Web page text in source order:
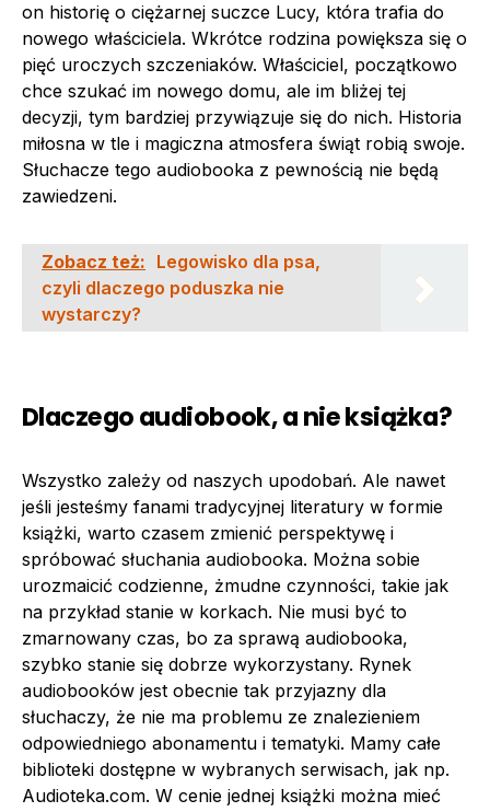
on historię o ciężarnej suczce Lucy, która trafia do
nowego właściciela. Wkrótce rodzina powiększa się o
pięć uroczych szczeniaków. Właściciel, początkowo
chce szukać im nowego domu, ale im bliżej tej
decyzji, tym bardziej przywiązuje się do nich. Historia
miłosna w tle i magiczna atmosfera świąt robią swoje.
Słuchacze tego audiobooka z pewnością nie będą
zawiedzeni.
Zobacz też: Legowisko dla psa,
czyli dlaczego poduszka nie
wystarczy?
Dlaczego audiobook, a nie książka?
Wszystko zależy od naszych upodobań. Ale nawet
jeśli jesteśmy fanami tradycyjnej literatury w formie
książki, warto czasem zmienić perspektywę i
spróbować słuchania audiobooka. Można sobie
urozmaicić codzienne, żmudne czynności, takie jak
na przykład stanie w korkach. Nie musi być to
zmarnowany czas, bo za sprawą audiobooka,
szybko stanie się dobrze wykorzystany. Rynek
audiobooków jest obecnie tak przyjazny dla
słuchaczy, że nie ma problemu ze znalezieniem
odpowiedniego abonamentu i tematyki. Mamy całe
biblioteki dostępne w wybranych serwisach, jak np.
Audioteka.com. W cenie jednej książki można mieć